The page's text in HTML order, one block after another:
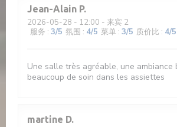
Jean-Alain P
2026-05-28 - 12:00 - 来宾 2
服务 : 3/5 氛围 : 4/5 菜单 : 3/5 质价比 : 4/5
Une salle très agréable, une
beaucoup de soin dans les assiettes
martine D